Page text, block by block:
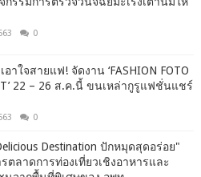
0
าใจสายแฟ! จัดงาน ‘FASHION FOTO
22 – 26 ส.ค.นี้ ขนเหล่ากูรูแฟชั่นแชร์
0
Destination ปักหมุดสุดอร่อย"
รตลาดการท่องเที่ยวเชิงอาหารและ